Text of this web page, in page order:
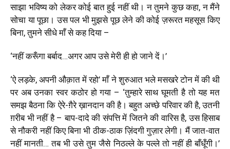
साझा भविष्य को लेकर कोई बात हुई नहीं थी। न तुमने कुछ कहा, न मैंने
सोचा या पूछा। उस पल भी मुझसे पूछ लेने की कोई ज़रूरत महसूस किए
बिना, तुमने सीधे माँ से कह दिया –
‘नहीं करूँगा बर्बाद…अगर आप उसे मेरी ही हो जाने दें।’
‘ऐ लड़के, अपनी औक़ात में रहो’माँ ने शुरुआत भले मसखरे टोन में की थी
पर अब उनका स्वर कठोर हो गया – ‘तुम्हारे साथ घूमती है तो यह मत
समझ बैठना कि ऐरे-ग़ैरे ख़ानदान की है। बहुत अच्छे परिवार की है, उतनी
ग़रीब भी नहीं है – बाप-दादे की संपत्ति में जितने की वारिस है, उस हिसाब
से नौकरी नहीं किए बिना भी ठीक-ठाक ज़िंदगी गुज़ार लेगी। मैं जात-वात
नहीं मानती… तब भी उसे तुम जैसे निठल्ले के पल्ले तो नहीं ही बाँधूँगी।’